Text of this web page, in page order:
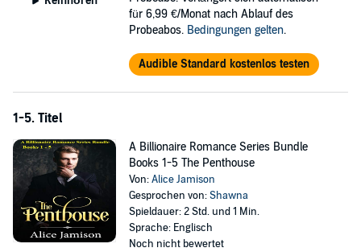
für 6,99 €/Monat nach Ablauf des
Probeabos. Bedingungen gelten.
Audible Standard kostenlos testen
1-5. Titel
A Billionaire Romance Series Bundle
Books 1-5 The Penthouse
Von:Alice Jamison
Gesprochen von:Shawna
Spieldauer: 2 Std. und 1 Min.
Sprache: Englisch
Noch nicht bewertet